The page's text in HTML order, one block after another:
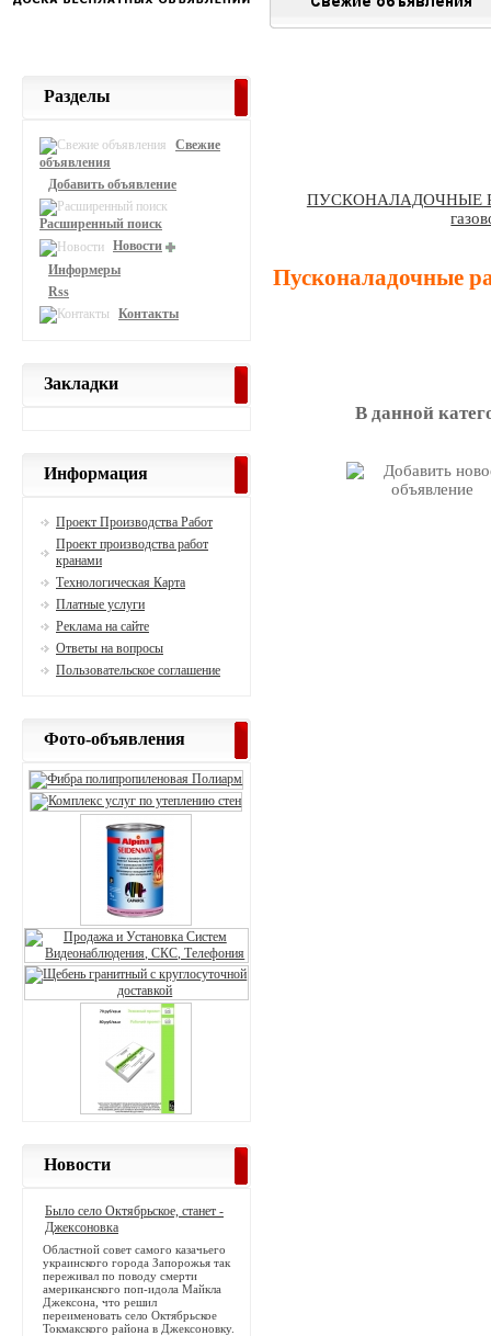
ПУСКОНАЛАДОЧНЫЕ
Пусконаладочные
В данной
Разделы
Свежие
объявления
Добавить объявление
Расширенный поиск
Новости
Информеры
Rss
Контакты
Закладки
Информация
Проект Производства Работ
Проект производства работ
кранами
Технологическая Карта
Платные услуги
Реклама на сайте
Ответы на вопросы
Пользовательское соглашение
Фото-объявления
Новости
Было село Октябрьское, станет -
Джексоновка
Областной совет самого казачьего
украинского города Запорожья так
переживал по поводу смерти
американского поп-идола Майкла
Джексона, что решил
переименовать село Октябрьское
Токмакского района в Джексоновку.